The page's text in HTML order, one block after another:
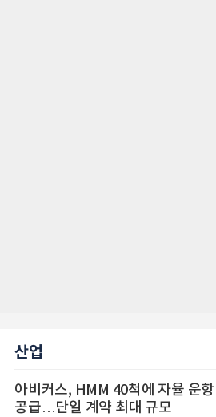
산업
아비커스, HMM 40척에 자율 운
공급…단일 계약 최대 규모